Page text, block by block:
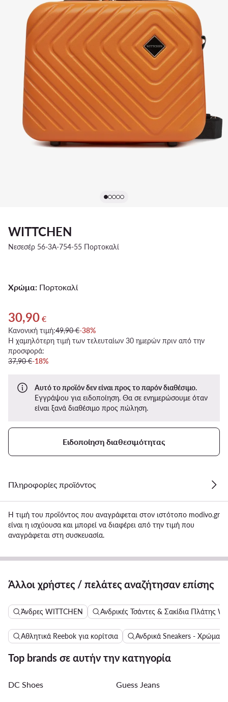
WITTCHEN
Νεσεσέρ 56-3A-754-55 Πορτοκαλί
Χρώμα: Πορτοκαλί
Τρέχουσα τιμή 30,90 €
30,90 €
Κανονική τιμή:49,90 €-38%
Η χαμηλότερη τιμή των τελευταίων 30 ημερών πριν από την
προσφορά:
37,90 €-18%
Αυτό το προϊόν δεν είναι προς το παρόν διαθέσιμο.
Εγγράψου για ειδοποίηση. Θα σε ενημερώσουμε όταν
είναι ξανά διαθέσιμο προς πώληση.
Ειδοποίηση διαθεσιμότητας
Πληροφορίες προϊόντος
Η τιμή του προϊόντος που αναγράφεται στον ιστότοπο modivo.gr
είναι η ισχύουσα και μπορεί να διαφέρει από την τιμή που
αναγράφεται στη συσκευασία.
Άλλοι χρήστες / πελάτες αναζήτησαν επίσης
Άνδρες WITTCHEN Ανδρικές Τσάντες & Σακίδια Πλάτης
Αθλητικά Reebok για κορίτσια Ανδρικά Sneakers - Χρώμα:
Top brands σε αυτήν την κατηγορία
DC Shoes Guess Jeans